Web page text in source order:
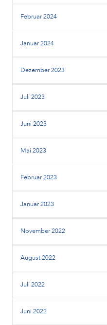
Februar 2024
Januar 2024
Dezember 2023
Juli 2023
Juni 2023
Mai 2023
Februar 2023
Januar 2023
November 2022
August 2022
Juli 2022
Juni 2022